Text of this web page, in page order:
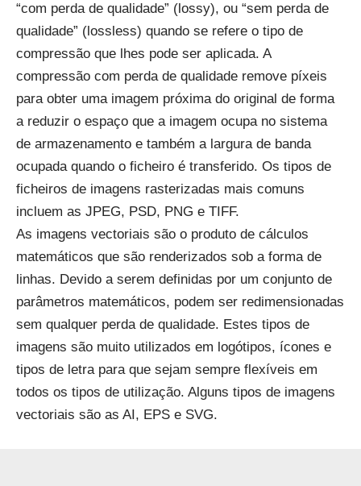
“com perda de qualidade” (lossy), ou “sem perda de
qualidade” (lossless) quando se refere o tipo de
compressão que lhes pode ser aplicada. A
compressão com perda de qualidade remove píxeis
para obter uma imagem próxima do original de forma
a reduzir o espaço que a imagem ocupa no sistema
de armazenamento e também a largura de banda
ocupada quando o ficheiro é transferido. Os tipos de
ficheiros de imagens rasterizadas mais comuns
incluem as JPEG, PSD, PNG e TIFF.
As imagens vectoriais são o produto de cálculos
matemáticos que são renderizados sob a forma de
linhas. Devido a serem definidas por um conjunto de
parâmetros matemáticos, podem ser redimensionadas
sem qualquer perda de qualidade. Estes tipos de
imagens são muito utilizados em logótipos, ícones e
tipos de letra para que sejam sempre flexíveis em
todos os tipos de utilização. Alguns tipos de imagens
vectoriais são as AI, EPS e SVG.